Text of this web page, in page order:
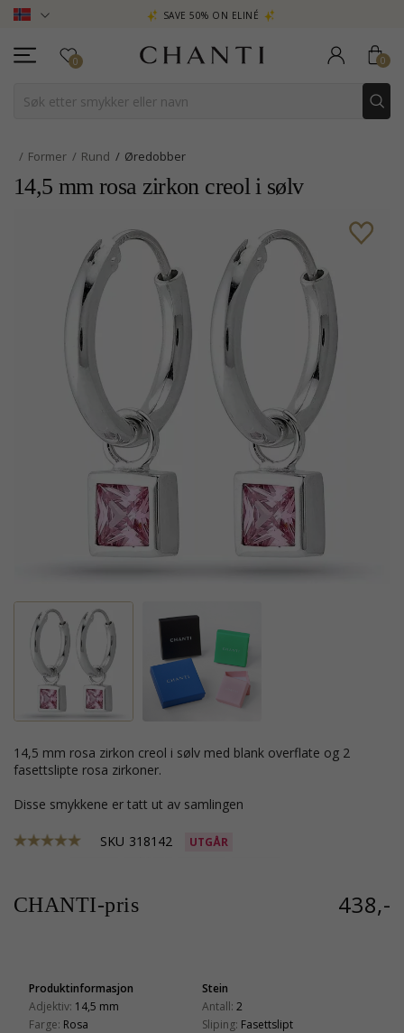
SAVE 50% ON ELINÉ
0 0
Former Rund Øredobber
14,5 mm rosa zirkon creol i sølv
14,5 mm rosa zirkon creol i sølv med blank overflate og 2
fasettslipte rosa zirkoner.
Disse smykkene er tatt ut av samlingen
SKU 318142 UTGÅR
CHANTI-pris 438,-
Produktinformasjon
Adjektiv: 14,5 mm
Farge: Rosa
Stein
Antall: 2
Sliping: Fasettslipt